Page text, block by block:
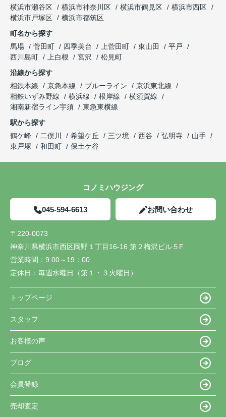
横浜市瀬谷区
横浜市神奈川区 横浜市鶴見区
横浜市西区
横浜市戸塚区
横浜市都筑区
町名から探す
馬場
菅田町 四季美台 上菅田町 東山田
平戸
西川島町
上白根 宮沢
松見町
沿線から探す
相鉄本線
京急本線 ブルーライン
京浜東北線
相鉄いずみ野線
横浜線 根岸線
横須賀線
湘南新宿ライン宇須
東急東横線
駅から探す
鶴ケ峰
二俣川 希望ケ丘 三ツ境 西谷 弘明寺
山手
東戸塚
和田町 保土ケ谷
コノミハウジング
045-594-6613 お問い合わせ
〒220-0073
神奈川県横浜市西区岡野１丁目16-16 第２梅沢ビル５F
営業時間： 9:00～19：00
定休日： 毎週水曜日（第１・３火曜日）
トップページ
スタッフ
お客様の声
ブログ
会員登録
売却査定